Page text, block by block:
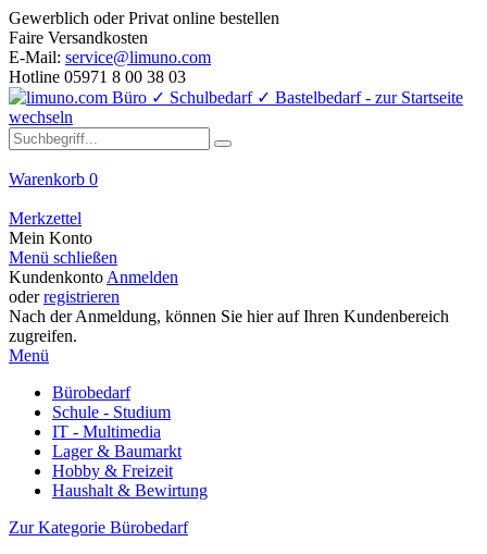
Gewerblich oder Privat online bestellen
Faire Versandkosten
E-Mail: service@limuno.com
Hotline 05971 8 00 38 03
Warenkorb 0
Merkzettel
Mein Konto
Menü schließen
Kundenkonto Anmelden
oderregistrieren
Nach der Anmeldung, können Sie hier auf Ihren Kundenbereich
zugreifen.
Menü
Bürobedarf
Schule - Studium
IT - Multimedia
Lager & Baumarkt
Hobby & Freizeit
Haushalt & Bewirtung
Zur Kategorie Bürobedarf